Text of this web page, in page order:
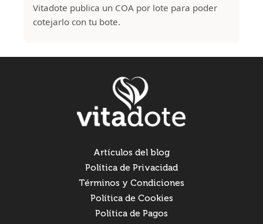
Vitadote publica un COA por lote para poder
cotejarlo con tu bote.
Artículos del blog
Política de Privacidad
Términos y Condiciones
Política de Cookies
Política de Pagos